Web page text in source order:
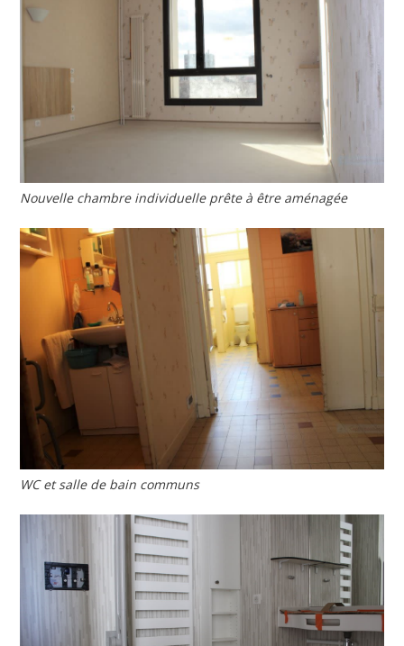
Nouvelle chambre individuelle prête à être aménagée
WC et salle de bain communs